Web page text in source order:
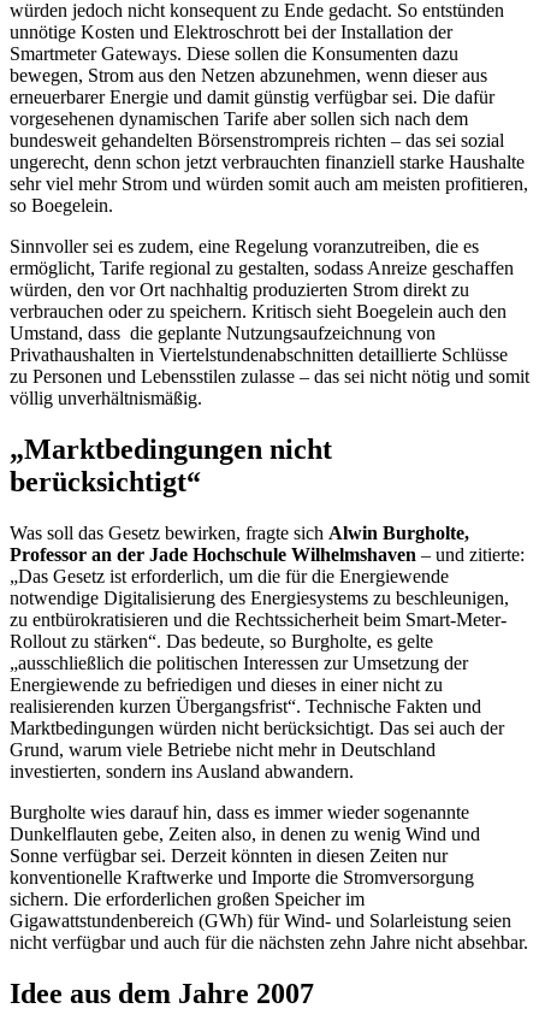
würden jedoch nicht konsequent zu Ende gedacht. So entstünden
unnötige Kosten und Elektroschrott bei der Installation der
Smartmeter Gateways. Diese sollen die Konsumenten dazu
bewegen, Strom aus den Netzen abzunehmen, wenn dieser aus
erneuerbarer Energie und damit günstig verfügbar sei. Die dafür
vorgesehenen dynamischen Tarife aber sollen sich nach dem
bundesweit gehandelten Börsenstrompreis richten – das sei sozial
ungerecht, denn schon jetzt verbrauchten finanziell starke Haushalte
sehr viel mehr Strom und würden somit auch am meisten profitieren,
so Boegelein.
Sinnvoller sei es zudem, eine Regelung voranzutreiben, die es
ermöglicht, Tarife regional zu gestalten, sodass Anreize geschaffen
würden, den vor Ort nachhaltig produzierten Strom direkt zu
verbrauchen oder zu speichern. Kritisch sieht Boegelein auch den
Umstand, dass die geplante Nutzungsaufzeichnung von
Privathaushalten in Viertelstundenabschnitten detaillierte Schlüsse
zu Personen und Lebensstilen zulasse – das sei nicht nötig und somit
völlig unverhältnismäßig.
„Marktbedingungen nicht
berücksichtigt“
Was soll das Gesetz bewirken, fragte sich Alwin Burgholte,
Professor an der Jade Hochschule Wilhelmshaven – und zitierte:
„Das Gesetz ist erforderlich, um die für die Energiewende
notwendige Digitalisierung des Energiesystems zu beschleunigen,
zu entbürokratisieren und die Rechtssicherheit beim Smart-Meter-
Rollout zu stärken“. Das bedeute, so Burgholte, es gelte
„ausschließlich die politischen Interessen zur Umsetzung der
Energiewende zu befriedigen und dieses in einer nicht zu
realisierenden kurzen Übergangsfrist“. Technische Fakten und
Marktbedingungen würden nicht berücksichtigt. Das sei auch der
Grund, warum viele Betriebe nicht mehr in Deutschland
investierten, sondern ins Ausland abwandern.
Burgholte wies darauf hin, dass es immer wieder sogenannte
Dunkelflauten gebe, Zeiten also, in denen zu wenig Wind und
Sonne verfügbar sei. Derzeit könnten in diesen Zeiten nur
konventionelle Kraftwerke und Importe die Stromversorgung
sichern. Die erforderlichen großen Speicher im
Gigawattstundenbereich (GWh) für Wind- und Solarleistung seien
nicht verfügbar und auch für die nächsten zehn Jahre nicht absehbar.
Idee aus dem Jahre 2007